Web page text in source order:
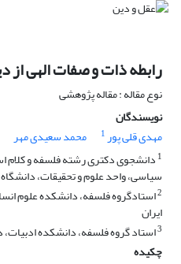
رابطه ذات و صفات الهی از
نوع مقاله : مقاله پژوهشی
نویسندگان
مهدی قلی پور1 محمد سعیدی مهر
1 دانشجوی دکتری رشته فلسفه و کلام
سیاسی، واحد علوم و تحقیقات، دانشگاه
2استادگروه فلسفه، دانشکده علوم
ایران
3استاد گروه فلسفه، دانشکده ادبیات،
چکیده